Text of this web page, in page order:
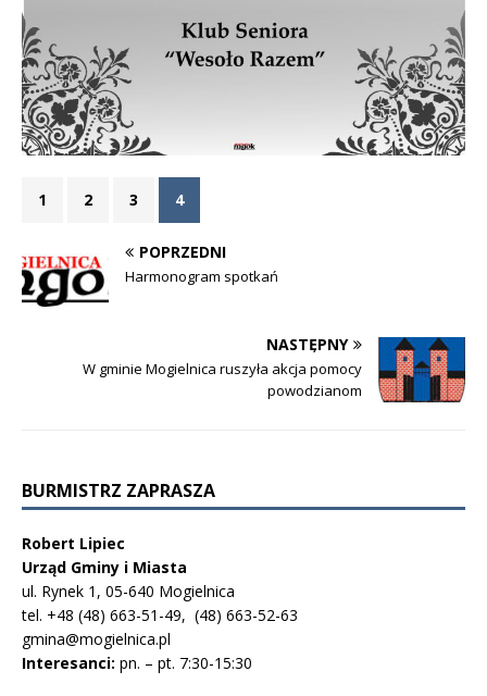
1 2 3 4
POPRZEDNI
Harmonogram spotkań
NASTĘPNY
W gminie Mogielnica ruszyła akcja pomocy
powodzianom
BURMISTRZ ZAPRASZA
Robert Lipiec
Urząd Gminy i Miasta
ul. Rynek 1, 05-640 Mogielnica
tel. +48 (48) 663-51-49, (48) 663-52-63
gmina@mogielnica.pl
Interesanci: pn. – pt. 7:30-15:30